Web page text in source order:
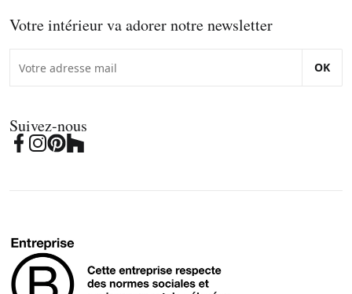
Votre intérieur va adorer notre newsletter
OK
Suivez-nous